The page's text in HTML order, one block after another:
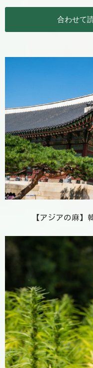
合わせて
【アジアの麻】